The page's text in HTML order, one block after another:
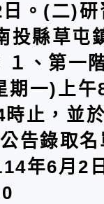
。(二)
投縣草屯
、第一
期一)上
止，並
告錄取
年6月2